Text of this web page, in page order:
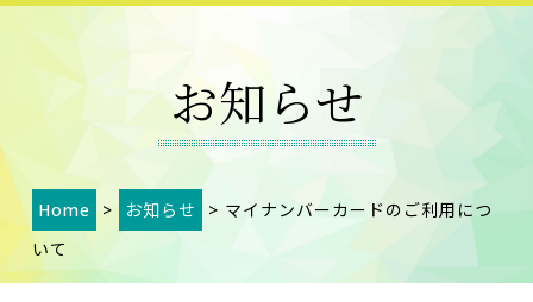
お知らせ
Home > お知らせ
> マイナンバーカードのご利用につ
いて